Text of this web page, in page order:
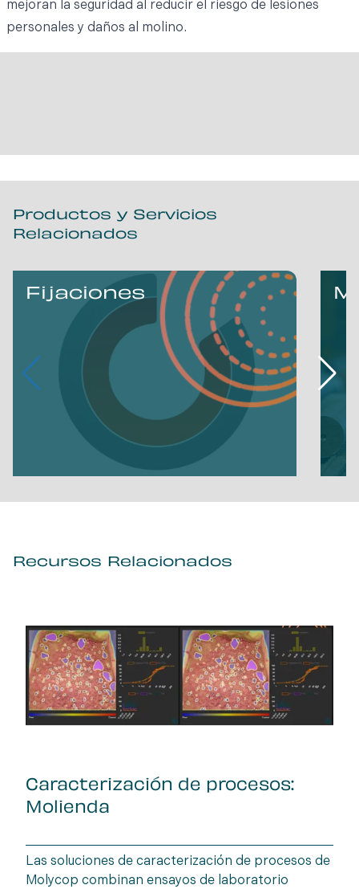
mejoran la seguridad al reducir el riesgo de lesiones
personales y daños al molino.
Productos y Servicios
Relacionados
Fijaciones
Recursos Relacionados
Caracterización de procesos:
Molienda
Las soluciones de caracterización de procesos de
Molycop combinan ensayos de laboratorio